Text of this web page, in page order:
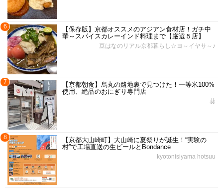
6
【保存版】京都オススメのアジアン食材店！ガチ中
華～スパイスカレーインド料理まで【厳選５店】
豆はなのリアル京都暮らし☆ヨ～イヤサ～♪
7
【京都朝食】烏丸の路地裏で見つけた！一等米100%
使用、絶品のおにぎり専門店
葵
8
【京都大山崎町】大山崎に夏祭りが誕生！“実験の
村”で工場直送の生ビールとBondance
kyotonisiyama hotsuu